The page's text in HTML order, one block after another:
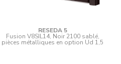
RESEDA 5
Fusion V8SIL14, Noir 2100 sablé,
pièces métalliques en option Ud 1,5